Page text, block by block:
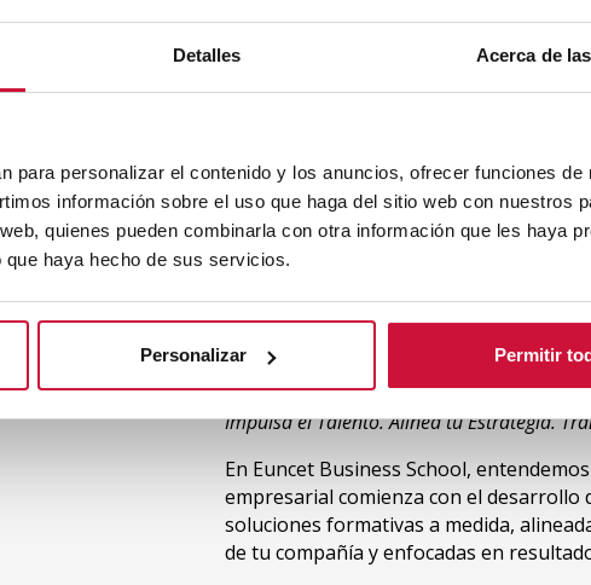
Detalles Acerca de
para personalizar el contenido y los anuncios, ofrecer funciones de
información sobre el uso que haga del sitio web con nuestros
quienes pueden combinarla con otra información que les haya
haya hecho de sus servicios.
Personalizar Permitir
Formación In-
Soluciones a
Organizaciones
Impulsa el Talento. Alinea tu Estrategia.
En Euncet Business School,
empresarial comienza con el desarrollo
soluciones formativas a medida,
de tu compañía y enfocadas en